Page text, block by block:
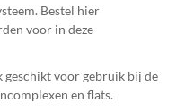
Bestel hier
voor in deze
geschikt voor gebruik bij de
en flats.